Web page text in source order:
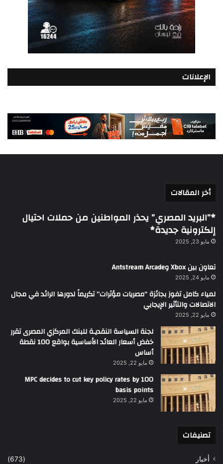
الإعلانات
أخر المقالات
*”البريد المصري” يحذر المواطنين من حملات احتيال
إلكترونية جديدة*
مايو 23, 2025
تعاون بين Xbox وAntstream Arcade
مايو 24, 2025
لمياء كامل تفوز بجائزة “مصريات مؤثرات” تكريماً لدورها الرائد في مجال
الاتصالات والتأثير الإيجابي
مايو 22, 2025
لجنة السياسة النقديـة للبنك المركزي المصرى تقرر
خفض أسعار العائد الأساسية بواقع 100 نقطة
أساس
مايو 22, 2025
MPC decides to cut key policy rates by 100
basis points
مايو 22, 2025
تصنيفات
أخبار
(673)